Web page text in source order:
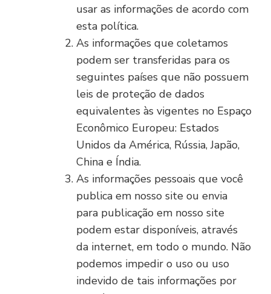
usar as informações de acordo com
esta política.
As informações que coletamos
podem ser transferidas para os
seguintes países que não possuem
leis de proteção de dados
equivalentes às vigentes no Espaço
Econômico Europeu: Estados
Unidos da América, Rússia, Japão,
China e Índia.
As informações pessoais que você
publica em nosso site ou envia
para publicação em nosso site
podem estar disponíveis, através
da internet, em todo o mundo. Não
podemos impedir o uso ou uso
indevido de tais informações por